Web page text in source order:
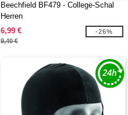
Beechfield BF479 - College-Schal
Herren
6,99 €
9,40 €
-26%